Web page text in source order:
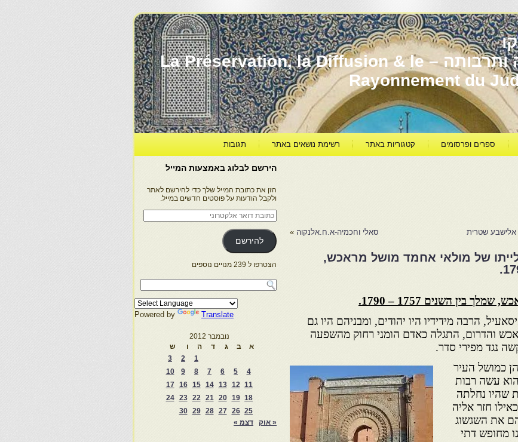
יהדות מרוקו עברה ותרבותה – La Préservation, la Diffusion & le
Rayonnement du
ספרים ופרסומים קטגוריות באתר רשימת נושאים באתר תגובות
אלישבע שטרית סאלי וחכמיה-א.ח.אלנקוה »
של מולאי אחמד מושל מראכש,
בין השנים 1757 – 1790.
הרבה מידידיו היו יהודים, ומבניהם היו גם
והדרום, התגלה כאדם הומני רחוק מהשפעה
נגד מפירי סדר.
כמושל העיר
עשה רבות
שהיו נחלתה
חזר אליה
את השגשוג
מחופש דתי
הירשם לבלוג באמצעות המייל
הזן את כתובת המייל שלך כדי להירשם לאתר
ולקבל הודעות על פוסטים חדשים במייל.
כתובת
דואר
אלקטרוני
להירשם
הצטרפו ל 239 מנויים נוספים
Powered by Translate
נובמבר 2012
א
ב ג ד ה ו
ש
1
2
3
4
5
6
7
8
9
10
11
12
13
14
15
16
17
18
19
20
21
22
23
24
25
26
27
28
29
30
« אוק
דצמ »